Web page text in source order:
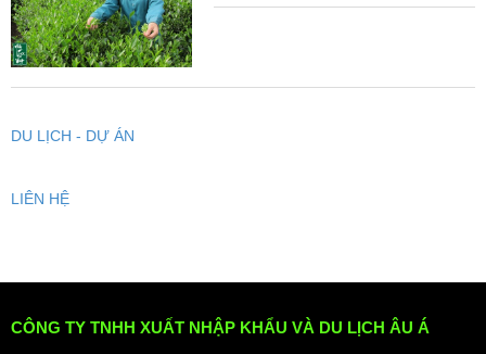
DU LỊCH - DỰ ÁN
LIÊN HỆ
CÔNG TY TNHH XUẤT NHẬP KHẨU VÀ DU LỊCH ÂU Á